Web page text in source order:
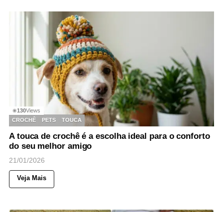
◉130Views
CROCHÊ
PETS TOUCA
A touca de crochê é a escolha ideal para o conforto
do seu melhor amigo
21/01/2026
Veja Mais